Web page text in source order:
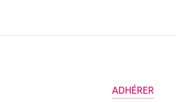
ADHÉRER